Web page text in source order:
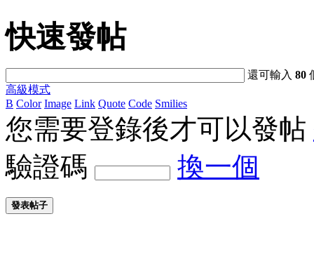
快速發帖
還可輸入80
高級模式
B Color Image Link Quote Code Smilies
您需要登錄後才可以發帖
驗證碼
換一個
發表帖子